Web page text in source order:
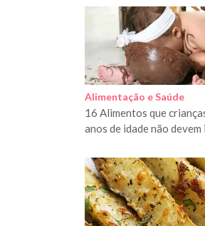
Alimentação e Saúde
16 Alimentos que
anos de idade não